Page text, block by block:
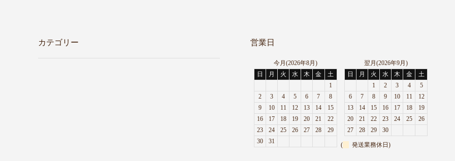
カテゴリー 営業日
今月(2026年8月)
日
月 火 水 木 金
土
1
2
3 4 5 6 7
8
9
10 11 12 13 14
15
16
17 18 19 20 21
22
23
24 25 26 27 28
29
30
31
翌月(2026年9月)
日
月 火 水 木 金
土
1
2 3 4
5
6
7 8 9 10 11
12
13
14 15 16 17 18
19
20
21 22 23 24 25
26
27
28 29 30
( 発送業務休日)